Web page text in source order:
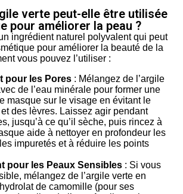
verte peut-elle être utilisée
pour améliorer la peau ?
ingrédient naturel polyvalent qui peut
pour améliorer la beauté de la
vous pouvez l’utiliser :
pour les Pores : Mélangez de l’argile
de l’eau minérale pour former une
masque sur le visage en évitant le
des lèvres. Laissez agir pendant
jusqu’à ce qu’il sèche, puis rincez à
aide à nettoyer en profondeur les
impuretés et à réduire les points
pour les Peaux Sensibles : Si vous
mélangez de l’argile verte en
de camomille (pour ses